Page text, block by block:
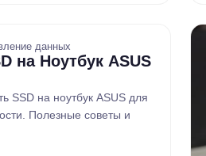
данных
на Ноутбук ASUS
SSD на ноутбук ASUS для
Полезные советы и